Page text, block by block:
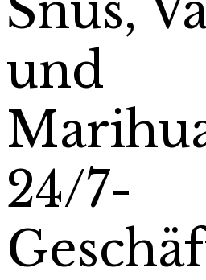
und
24/7-